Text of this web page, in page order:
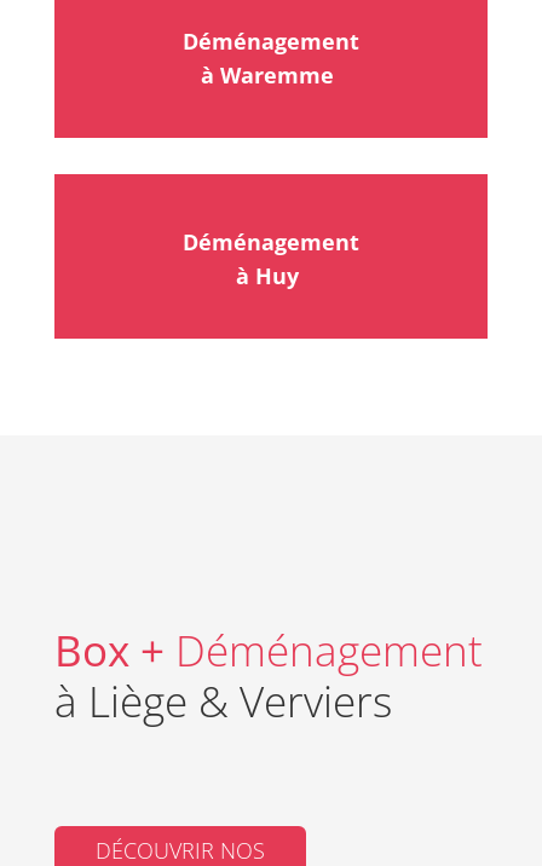
Déménagement
à Waremme
Déménagement
à Huy
Box + Déménagement
à Liège & Verviers
DÉCOUVRIR NOS